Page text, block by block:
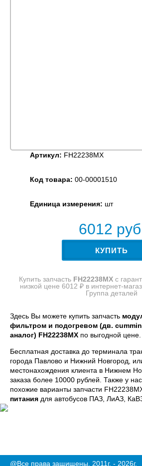
Артикул: FH22238MX
Код товара: 00-00001510
Единица измерения: шт
6012
КУПИТЬ
Купить запчасть FH22238MXс
низкой цене 6012 ₽ в интернет-
Группа деталей
Здесь Вы можете купить запчасть
фильтром и подогревом (дв.
аналог) FH22238MX по выгодной цене.
Бесплатная доставка до терминала
города Павлово и Нижний Новгород,
местонахождения клиента в Нижнем
заказа более 10000 рублей. Также у
похожие варианты запчасти
питания для автобусов ПАЗ, ЛиАЗ,
@Все права защищены. 2011г. - 2026г.